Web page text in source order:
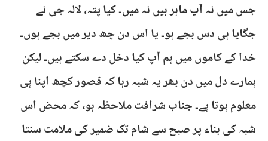
جس میں نہ آپ ماہر ہیں نہ میں۔ کیا پتہ، لالہ جی نے
جگایا ہی دس بجے ہو۔ یا اس دن چھ دیر میں بجے ہوں۔
خدا کے کاموں میں ہم آپ کیا دخل دے سکتے ہیں۔ لیکن
ہمارے دل میں دن بھر یہ شبہ رہا کہ قصور کچھ اپنا ہی
معلوم ہوتا ہے۔ جناب شرافت ملاحظہ ہو، کہ محض اس
شبہ کی بناء پر صبح سے شام تک ضمیر کی ملامت سنتا